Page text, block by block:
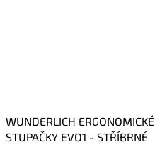
WUNDERLICH ERGONOMICKÉ
STUPAČKY EVO1 - STŘÍBRNÉ